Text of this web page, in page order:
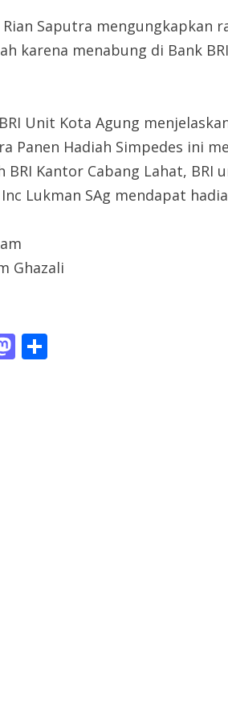
Rian Saputra
karena menabung di Bank
Unit Kota Agung
Panen Hadiah Simpedes ini
BRI Kantor Cabang Lahat,
Lukman SAg mendapat
Ghazali
Mastodon